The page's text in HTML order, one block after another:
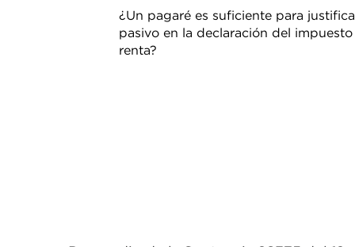
¿Un pagaré es suficiente para
pasivo en la declaración del
renta?